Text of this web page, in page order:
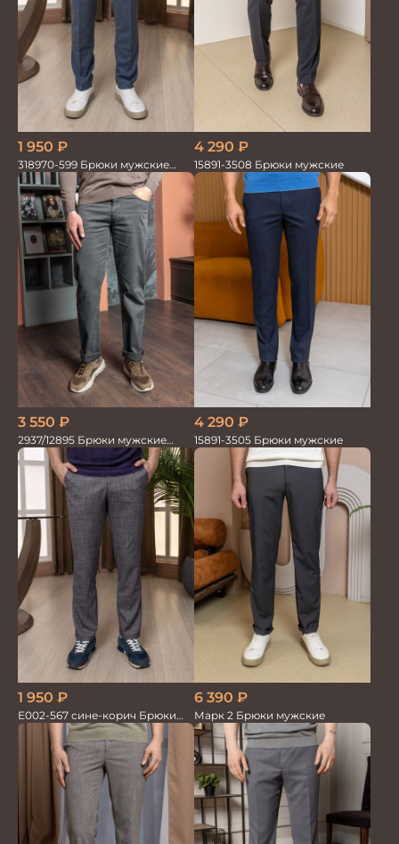
1 950 ₽
318970-599 Брюки мужские
серо-голубые
4 290 ₽
15891-3508 Брюки мужские
3 550 ₽
2937/12895 Брюки мужские
RUBY серые
4 290 ₽
15891-3505 Брюки мужские
1 950 ₽
Е002-567 сине-корич Брюки
мужские
6 390 ₽
Марк 2 Брюки мужские